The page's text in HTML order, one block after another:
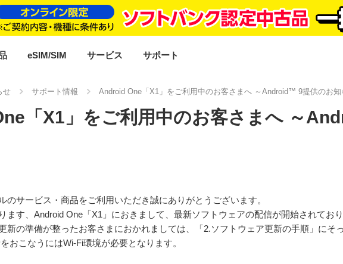
eSIM/SIM サービス サポート
せ サポート情報 Android One「X1」をご利用中のお客さまへ ～Android™ 9提供のお知
「X1」をご利用中のお客さまへ ～
のサービス・商品をご利用いただき誠にありがとうございます。
ます、Android One「X1」におきまして、最新ソフトウェアの配信が開始されてお
新の準備が整ったお客さまにおかれましては、「2.ソフトウェア更新の手順」にそ
おこなうにはWi-Fi環境が必要となります。